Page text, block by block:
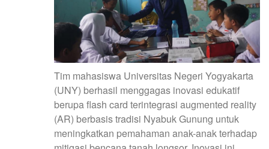
Tim mahasiswa Universitas Negeri Yogyakarta
(UNY) berhasil menggagas inovasi edukatif
berupa flash card terintegrasi augmented reality
(AR) berbasis tradisi Nyabuk Gunung untuk
meningkatkan pemahaman anak-anak terhadap